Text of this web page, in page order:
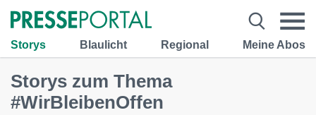
Storys Blaulicht Regional Meine Abos
Storys zum Thema
#WirBleibenOffen